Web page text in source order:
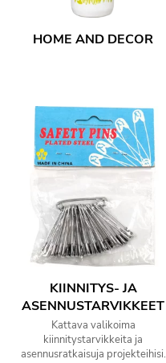
HOME AND DECOR
KIINNITYS- JA
ASENNUSTARVIKKEET
Kattava valikoima
kiinnitystarvikkeita ja
asennusratkaisuja projekteihisi.